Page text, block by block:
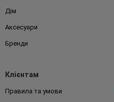
Дім
Аксесуари
Бренди
Клієнтам
Правила та умови